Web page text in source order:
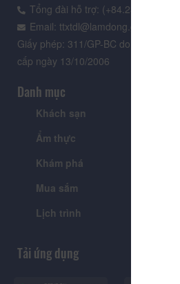
Tổng đài hỗ trợ: (+84.235)
Email: ttxtdl@lamdong.gov.vn
Giấy phép: 311/GP-BC do Cục Báo
cấp ngày 13/10/2006
Danh mục
Khách sạn
Ẩm thực
Khám phá
Mua sắm
Lịch trình
Tải ứng dụng